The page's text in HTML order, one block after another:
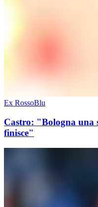
Ex RossoBlu
Castro: "Bologna una
finisce"